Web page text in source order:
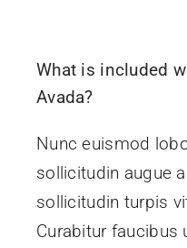
What is included
Avada?
Nunc euismod
sollicitudin augue
sollicitudin turpis
Curabitur faucibus